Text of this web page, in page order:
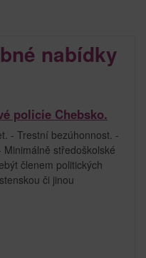
nabídky
policie Chebsko.
- Trestní bezúhonnost. -
středoškolské
členem politických
či jinou